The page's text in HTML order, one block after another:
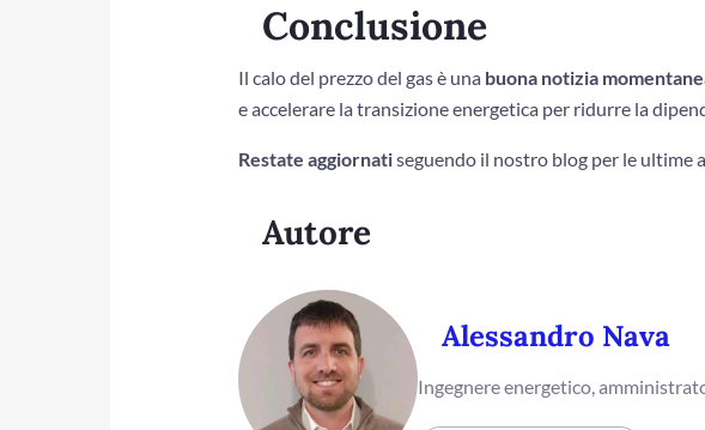
Conclusione
Il calo del prezzo del gas è una buona notizia
e accelerare la transizione energetica per ridurre la
Restate aggiornatiseguendo il nostro blog per le ultime
Autore
Alessandro Nava
Ingegnere energetico,